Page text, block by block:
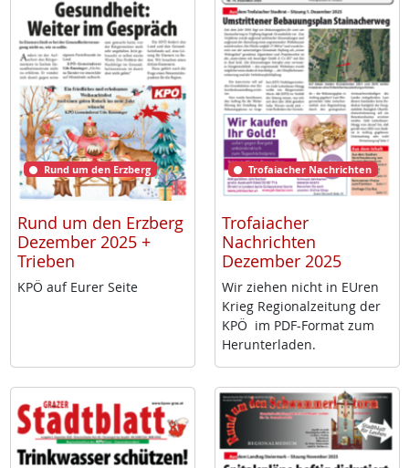
Rund um den Erzberg
Rund um den Erzberg
Dezember 2025 +
Trieben
KPÖ auf Eu­rer Sei­te
Trofaiacher Nachrichten
Trofaiacher
Nachrichten
Dezember 2025
Wir zie­hen nicht in EU­ren
Krieg Re­gio­nal­zei­tung der
KPÖ im PDF-For­mat zum
Her­un­ter­la­den.